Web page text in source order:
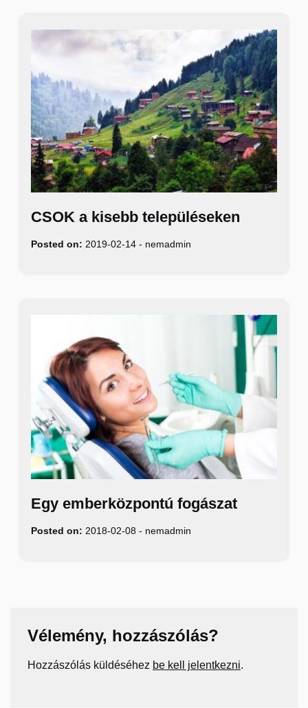
CSOK a kisebb településeken
Posted on: 2019-02-14 - nemadmin
Egy emberközpontú fogászat
Posted on: 2018-02-08 - nemadmin
Vélemény, hozzászólás?
Hozzászólás küldéséhez be kell jelentkezni.